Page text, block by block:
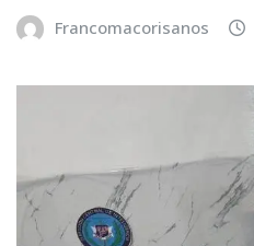
Francomacorisanos